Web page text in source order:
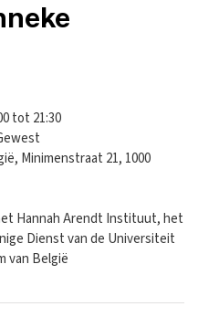
tot 21:30
Minimenstraat 21, 1000
Hannah Arendt Instituut, het
Dienst van de Universiteit
van België